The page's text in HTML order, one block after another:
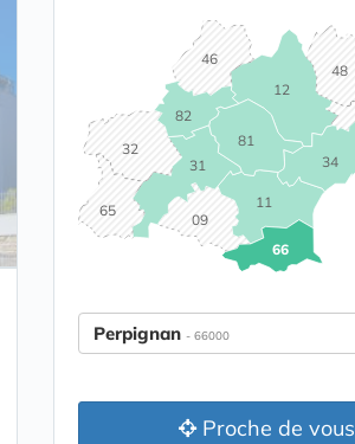
09
11
12
31
32
34
46
48
65
66
81
82
Perpignan - 66000
Proche de vous